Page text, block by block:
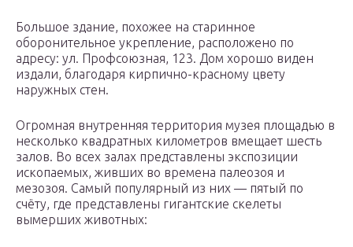
Большое здание, похожее на старинное
оборонительное укрепление, расположено по
адресу: ул. Профсоюзная, 123. Дом хорошо виден
издали, благодаря кирпично-красному цвету
наружных стен.
Огромная внутренняя территория музея площадью в
несколько квадратных километров вмещает шесть
залов. Во всех залах представлены экспозиции
ископаемых, живших во времена палеозоя и
мезозоя. Самый популярный из них — пятый по
счёту, где представлены гигантские скелеты
вымерших животных: